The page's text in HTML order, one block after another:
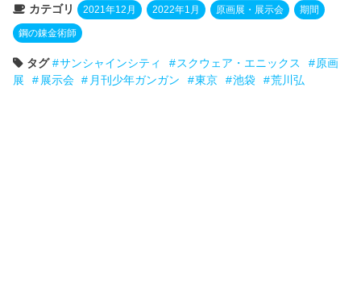
カテゴリ 2021年12月 2022年1月 原画展・展示会 期間
鋼の錬金術師
タグ サンシャインシティ スクウェア・エニックス
原画
展
展示会 月刊少年ガンガン 東京 池袋 荒川弘